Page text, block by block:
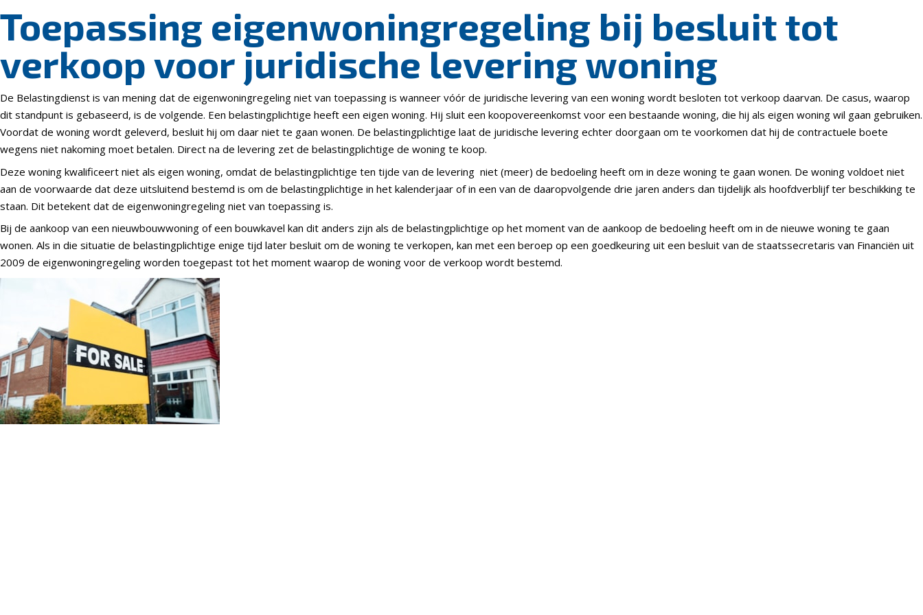
Toepassing eigenwoningregeling bij besluit tot
verkoop voor juridische levering woning
De Belastingdienst is van mening dat de eigenwoningregeling niet van toepassing is wanneer vóór de juridische levering van een woning wordt besloten tot verkoop daarvan. De casus, waarop
dit standpunt is gebaseerd, is de volgende. Een belastingplichtige heeft een eigen woning. Hij sluit een koopovereenkomst voor een bestaande woning, die hij als eigen woning wil gaan gebruiken.
Voordat de woning wordt geleverd, besluit hij om daar niet te gaan wonen. De belastingplichtige laat de juridische levering echter doorgaan om te voorkomen dat hij de contractuele boete
wegens niet nakoming moet betalen. Direct na de levering zet de belastingplichtige de woning te koop.
Deze woning kwalificeert niet als eigen woning, omdat de belastingplichtige ten tijde van de levering niet (meer) de bedoeling heeft om in deze woning te gaan wonen. De woning voldoet niet
aan de voorwaarde dat deze uitsluitend bestemd is om de belastingplichtige in het kalenderjaar of in een van de daaropvolgende drie jaren anders dan tijdelijk als hoofdverblijf ter beschikking te
staan. Dit betekent dat de eigenwoningregeling niet van toepassing is.
Bij de aankoop van een nieuwbouwwoning of een bouwkavel kan dit anders zijn als de belastingplichtige op het moment van de aankoop de bedoeling heeft om in de nieuwe woning te gaan
wonen. Als in die situatie de belastingplichtige enige tijd later besluit om de woning te verkopen, kan met een beroep op een goedkeuring uit een besluit van de staatssecretaris van Financiën uit
2009 de eigenwoningregeling worden toegepast tot het moment waarop de woning voor de verkoop wordt bestemd.